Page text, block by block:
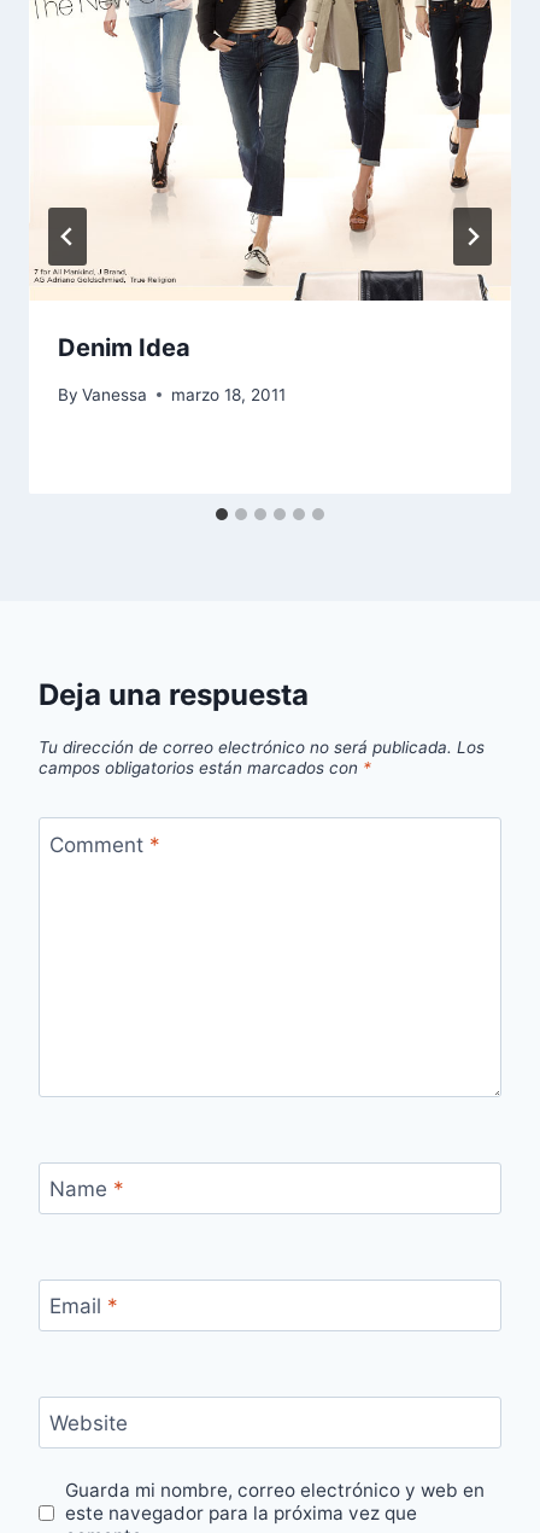
Denim Idea
By Vanessa marzo 18, 2011
Deja una respuesta
Tu dirección de correo electrónico no será publicada. Los
campos obligatorios están marcados con *
Comment *
Name *
Email *
Website
Guarda mi nombre, correo electrónico y web en
este navegador para la próxima vez que